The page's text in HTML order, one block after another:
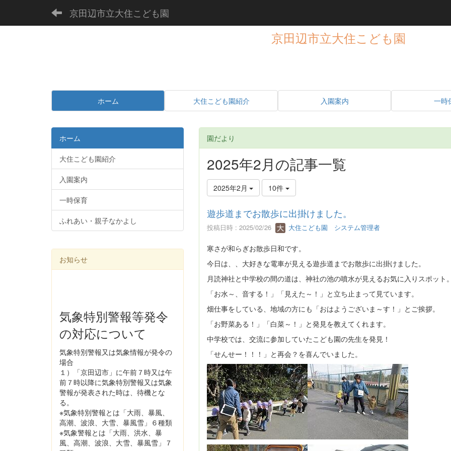
京田辺市立大住こども園
京田辺市立大住こども園
ホーム 大住こども園紹介 入園案内 一時
園だより
2025年2月の記事一覧
2025年2月 10件
遊歩道までお散歩に出掛けました。
投稿日時 : 2025/02/26 大住こども園 システム管理者
寒さが和らぎお散歩日和です。
今日は、、大好きな電車が見える遊歩道までお散歩に出掛けました。
月読神社と中学校の間の道は、神社の池の噴水が見えるお気に入りスポット
「お水～、音する！」「見えた～！」と立ち止まって見ています。
畑仕事をしている、地域の方にも「おはようございま～す！」とご挨拶。
「お野菜ある！」「白菜～！」と発見を教えてくれます。
中学校では、交流に参加していたこども園の先生を発見！
「せんせー！！！」と再会？を喜んでいました。
ホーム
大住こども園紹介
入園案内
一時保育
ふれあい・親子なかよし
お知らせ
気象特別警報等発令
の対応について
気象特別警報又は気象情報が発令の
場合
１）「京田辺市」に午前７時又は午
前７時以降に気象特別警報又は気象
警報が発表された時は、待機とな
る。
※気象特別警報とは「大雨、暴風、
高潮、波浪、大雪、暴風雪」６種類
※気象警報とは「大雨、洪水、暴
風、高潮、波浪、大雪、暴風雪」７